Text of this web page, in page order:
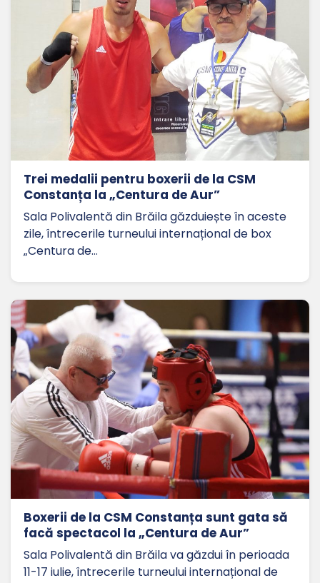
Trei medalii pentru boxerii de la CSM
Constanța la „Centura de Aur”
Sala Polivalentă din Brăila găzduiește în aceste
zile, întrecerile turneului internațional de box
„Centura de…
Boxerii de la CSM Constanța sunt gata să
facă spectacol la „Centura de Aur”
Sala Polivalentă din Brăila va găzdui în perioada
11-17 iulie, întrecerile turneului internațional de